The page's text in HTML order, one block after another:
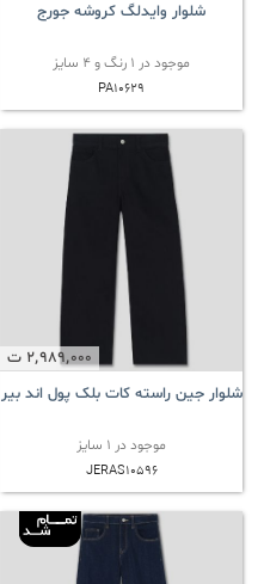
شلوار وایدلگ کروشه جورج
موجود در 1 رنگ و 4 سایز
PA10629
2٬989٬000 ت
شلوار جین راسته کات بلک پول اند بیر
موجود در 1 سایز
JERAS10596